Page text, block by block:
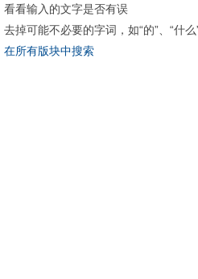
看看输入的文字是否有误
去掉可能不必要的字词，如“的”、“什么
在所有版块中搜索